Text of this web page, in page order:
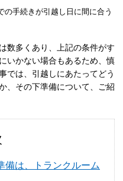
の手続きが引越し日に間に合う
数多くあり、上記の条件がす
いかない場合もあるため、慎
では、引越しにあたってどう
、その下準備について、ご紹
備は、トランクルーム